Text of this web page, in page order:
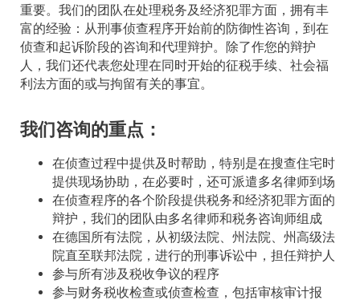
重要。我们的团队在处理税务及经济犯罪方面，拥有丰
富的经验：从刑事侦查程序开始前的防御性咨询，到在
侦查和起诉阶段的咨询和代理辩护。除了作您的辩护
人，我们还代表您处理在同时开始的征税手续、社会福
利法方面的或与拘留有关的事宜。
我们咨询的重点：
在侦查过程中提供及时帮助，特别是在搜查住宅时
提供现场协助，在必要时，还可派遣多名律师到场
在侦查程序的各个阶段提供税务和经济犯罪方面的
辩护，我们的团队由多名律师和税务咨询师组成
在德国所有法院，从初级法院、州法院、州高级法
院直至联邦法院，进行的刑事诉讼中，担任辩护人
参与所有涉及税收争议的程序
参与财务税收检查或侦查检查，包括审核审计报